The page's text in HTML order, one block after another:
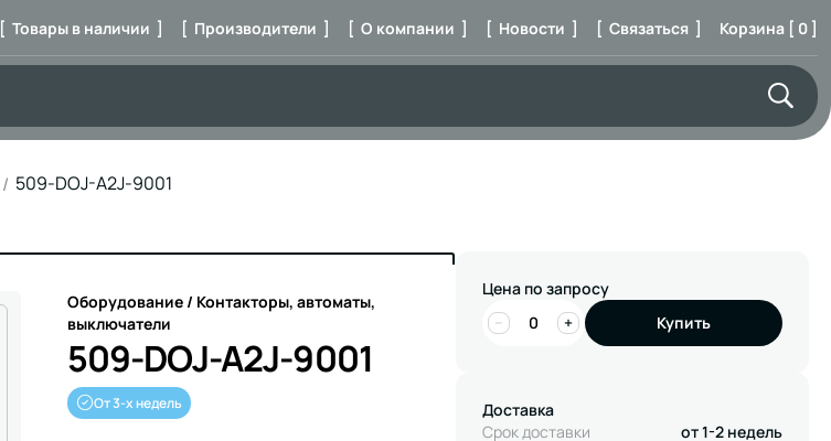
[ Товары в наличии ] [ Производители ] [ О компании ] [ Новости ] [ Связаться ] Корзина [ 0 ]
509-DOJ-A2J-9001
Оборудование / Контакторы, автоматы,
выключатели
509-DOJ-A2J-9001
От 3-х недель
Цена по запросу
−
+ Купить
Доставка
Срок доставки
от 1-2 недель